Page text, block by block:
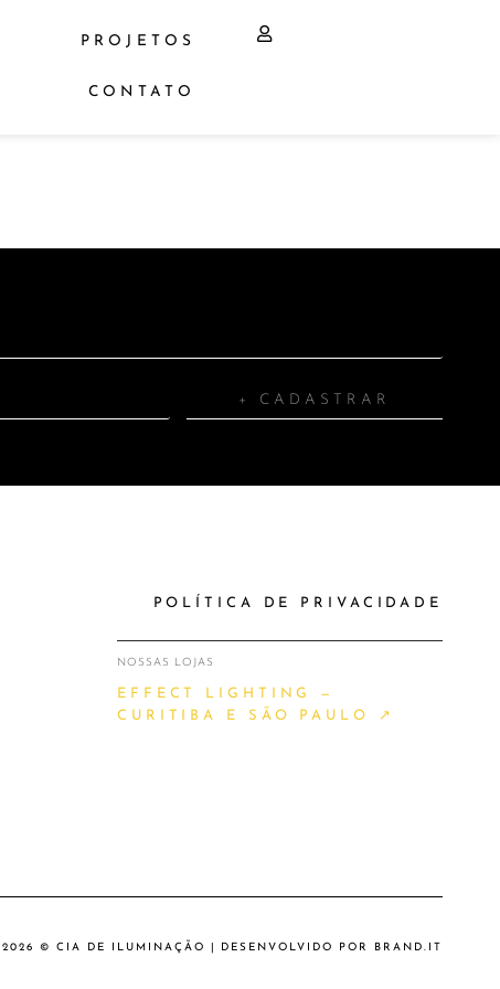
PROJETOS
CONTATO
+ CADASTRAR
POLÍTICA DE PRIVACIDADE
NOSSAS LOJAS
EFFECT LIGHTING —
CURITIBA E SÃO PAULO ↗
2026 © CIA DE ILUMINAÇÃO | DESENVOLVIDO POR BRAND.IT